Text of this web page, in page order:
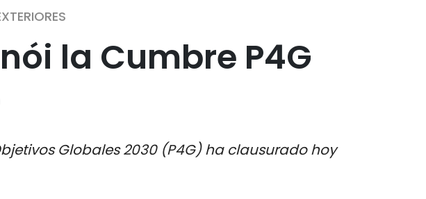
la Cumbre P4G
Globales 2030 (P4G) ha clausurado hoy